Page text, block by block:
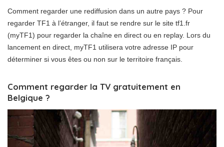
Comment regarder une rediffusion dans un autre pays ? Pour
regarder TF1 à l’étranger, il faut se rendre sur le site tf1.fr
(myTF1) pour regarder la chaîne en direct ou en replay. Lors du
lancement en direct, myTF1 utilisera votre adresse IP pour
déterminer si vous êtes ou non sur le territoire français.
Comment regarder la TV gratuitement en
Belgique ?